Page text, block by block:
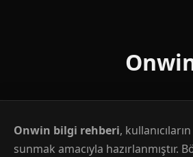
Onwin bilgi rehberi,
sunmak amacıyla